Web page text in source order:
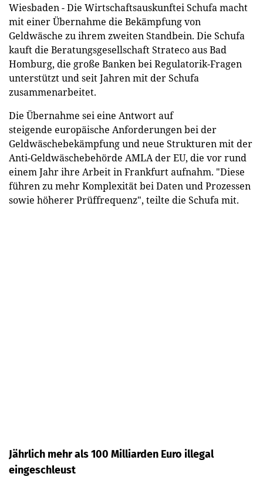
Wiesbaden - Die Wirtschaftsauskunftei Schufa macht
mit einer Übernahme die Bekämpfung von
Geldwäsche zu ihrem zweiten Standbein. Die Schufa
kauft die Beratungsgesellschaft Strateco aus Bad
Homburg, die große Banken bei Regulatorik-Fragen
unterstützt und seit Jahren mit der Schufa
zusammenarbeitet.
Die Übernahme sei eine Antwort auf
steigende europäische Anforderungen bei der
Geldwäschebekämpfung und neue Strukturen mit der
Anti-Geldwäschebehörde AMLA der EU, die vor rund
einem Jahr ihre Arbeit in Frankfurt aufnahm. "Diese
führen zu mehr Komplexität bei Daten und Prozessen
sowie höherer Prüffrequenz", teilte die Schufa mit.
Jährlich mehr als 100 Milliarden Euro illegal
eingeschleust